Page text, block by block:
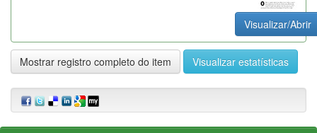
Visualizar/Abrir
Mostrar registro completo do item Visualizar estatísticas